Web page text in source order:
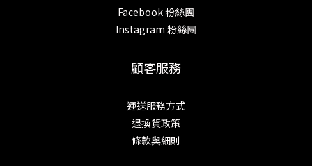
Facebook 粉絲團
Instagram 粉絲團
顧客服務
運送服務方式
退換貨政策
條款與細則